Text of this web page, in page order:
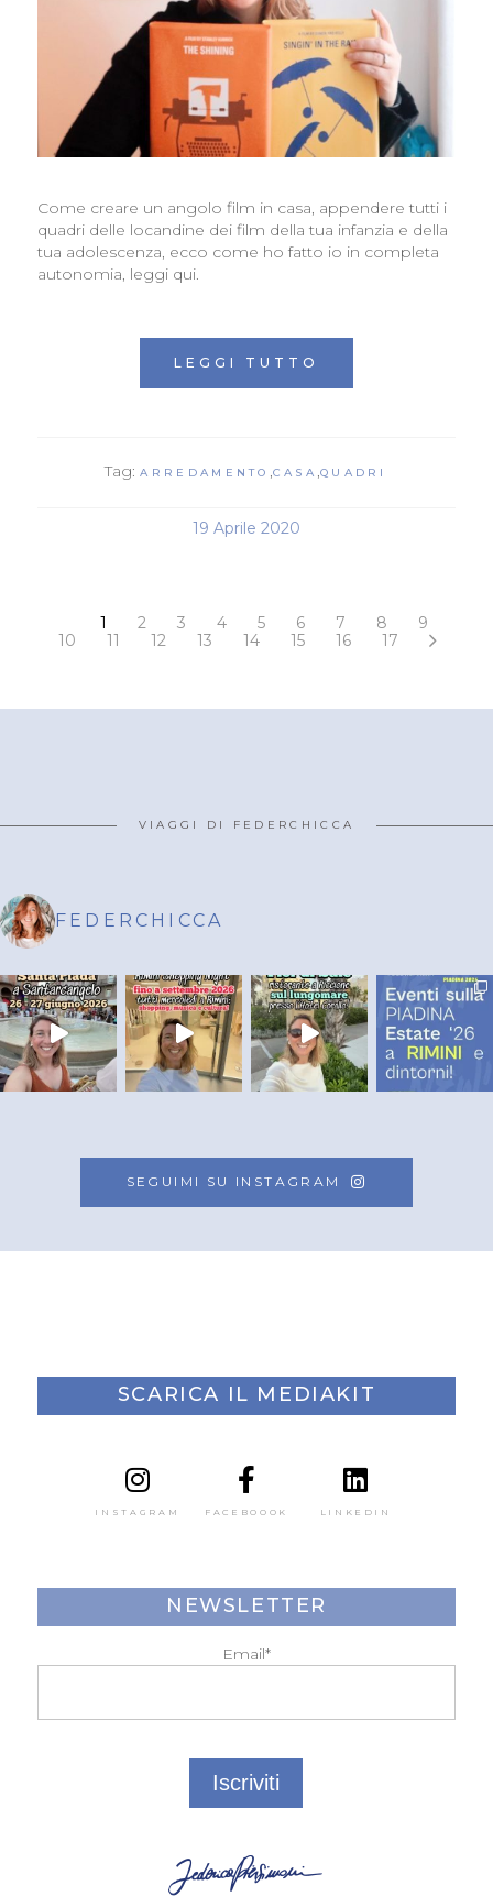
Come creare un angolo film in casa, appendere tutti i
quadri delle locandine dei film della tua infanzia e della
tua adolescenza, ecco come ho fatto io in completa
autonomia, leggi qui.
LEGGI TUTTO
Tag:ARREDAMENTO ,CASA ,QUADRI
19 Aprile 2020
1 2 3 4 5 6 7 8
9
10
11 12 13 14 15 16 17
VIAGGI DI FEDERCHICCA
FEDERCHICCA
SEGUIMI SU INSTAGRAM
SCARICA IL MEDIAKIT
INSTAGRAM FACEBOOOK LINKEDIN
NEWSLETTER
Email*